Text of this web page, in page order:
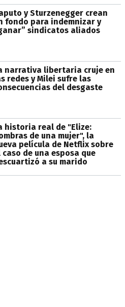
y Sturzenegger crean
fondo para indemnizar y
sindicatos aliados
narrativa libertaria cruje en
redes y Milei sufre las
del desgaste
historia real de "Elize:
de una mujer", la
película de Netflix sobre
caso de una esposa que
a su marido